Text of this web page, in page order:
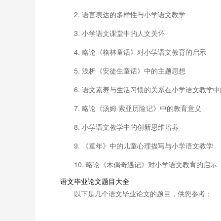
2. 语言表达的多样性与小学语文教学
3. 小学语文课堂中的人文关怀
4. 略论《格林童话》对小学语文教育的启示
5. 浅析《安徒生童话》中的主题思想
6. 语文素养与生活习惯的关系在小学语文教学
7. 略论《汤姆·索亚历险记》中的教育意义
8. 小学语文教学中的创新思维培养
9. 《童年》中的儿童心理描写与小学语文教学
10. 略论《木偶奇遇记》对小学语文教育的启示
语文毕业论文题目大全
以下是几个语文毕业论文的题目，供您参考：